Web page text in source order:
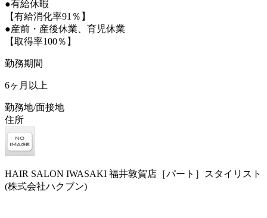
●有給休暇
【有給消化率91％】
●産前・産後休業、育児休業
【取得率100％】
勤務期間
6ヶ月以上
勤務地/面接地
住所
HAIR SALON IWASAKI 福井敦賀店［パート］スタイリスト
(株式会社ハクブン)